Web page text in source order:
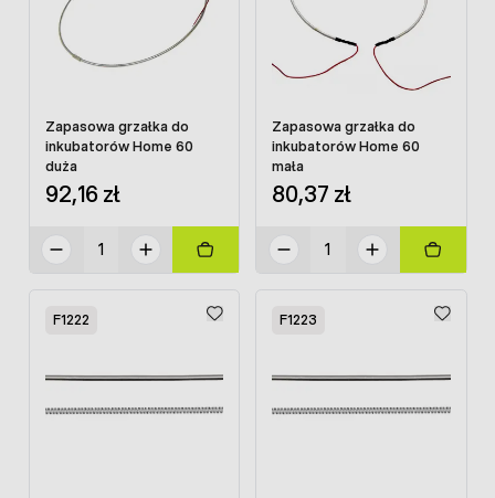
Zapasowa grzałka do
inkubatorów Home 60
duża
92,16 zł
Zapasowa grzałka do
inkubatorów Home 60
mała
80,37 zł
F1222 F1223